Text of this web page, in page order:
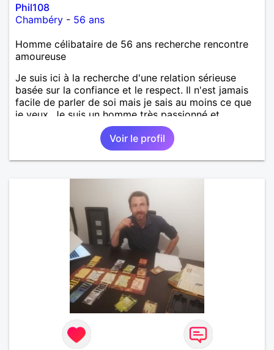
Phil108
Chambéry - 56 ans
Homme célibataire de 56 ans recherche rencontre
amoureuse
Je suis ici à la recherche d'une relation sérieuse
basée sur la confiance et le respect. Il n'est jamais
facile de parler de soi mais je sais au moins ce que
je veux. Je suis un homme très passionné et
romantique qui n'essaie jamais de prendre la vie
trop au sérieux. Je cherche quelqu'un d'honnête, de
responsable et qui comprend les vraies valeurs
d'une relation et la possibilité de tout partager
Voir le profil